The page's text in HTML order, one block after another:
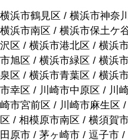
横浜市鶴見区 / 横浜市神奈
横浜市南区 / 横浜市保土ケ
沢区 / 横浜市港北区 / 横浜
市旭区 / 横浜市緑区 / 横浜
泉区 / 横浜市青葉区 / 横浜
市幸区 / 川崎市中原区 / 川
崎市宮前区 / 川崎市麻生区
区 / 相模原市南区 / 横須賀
田原市 / 茅ヶ崎市 / 逗子市